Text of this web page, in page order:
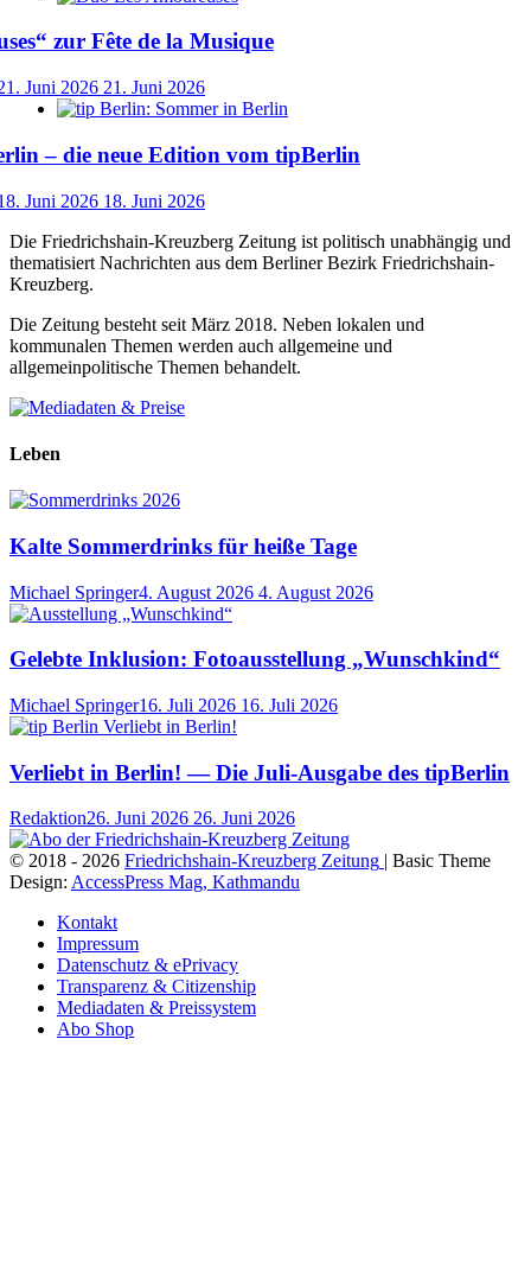
zur Fête de la Musique
Juni 2026 21. Juni 2026
– die neue Edition vom tipBerlin
Juni 2026 18. Juni 2026
Die Friedrichshain-Kreuzberg Zeitung ist politisch unabhängig und
thematisiert Nachrichten aus dem Berliner Bezirk Friedrichshain-
Kreuzberg.
Die Zeitung besteht seit März 2018. Neben lokalen und
kommunalen Themen werden auch allgemeine und
allgemeinpolitische Themen behandelt.
Leben
Kalte Sommerdrinks für heiße Tage
Michael Springer4. August 2026 4. August 2026
Gelebte Inklusion: Fotoausstellung „Wunschkind“
Michael Springer16. Juli 2026 16. Juli 2026
Verliebt in Berlin! — Die Juli-Ausgabe des tipBerlin
Redaktion26. Juni 2026 26. Juni 2026
© 2018 - 2026 Friedrichshain-Kreuzberg Zeitung
| Basic Theme
Design: AccessPress Mag, Kathmandu
Kontakt
Impressum
Datenschutz & ePrivacy
Transparenz & Citizenship
Mediadaten & Preissystem
Abo Shop